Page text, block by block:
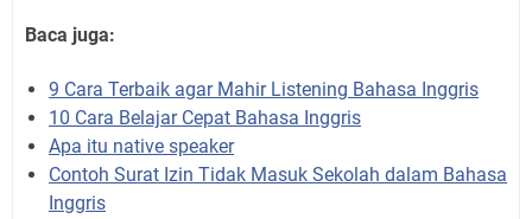
Baca juga:
9 Cara Terbaik agar Mahir Listening Bahasa Inggris
10 Cara Belajar Cepat Bahasa Inggris
Apa itu native speaker
Contoh Surat Izin Tidak Masuk Sekolah dalam Bahasa
Inggris